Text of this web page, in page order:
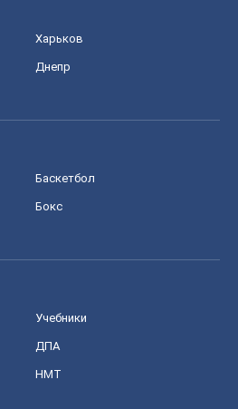
Харьков
Днепр
Баскетбол
Бокс
Учебники
ДПА
НМТ